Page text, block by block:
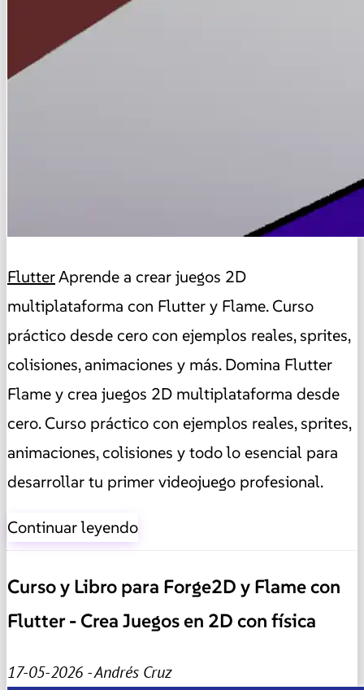
FlutterAprende a crear juegos 2D
multiplataforma con Flutter y Flame. Curso
práctico desde cero con ejemplos reales, sprites,
colisiones, animaciones y más. Domina Flutter
Flame y crea juegos 2D multiplataforma desde
cero. Curso práctico con ejemplos reales, sprites,
animaciones, colisiones y todo lo esencial para
desarrollar tu primer videojuego profesional.
Continuar leyendo
Curso y Libro para Forge2D y Flame con
Flutter - Crea Juegos en 2D con física
17-05-2026 - Andrés Cruz